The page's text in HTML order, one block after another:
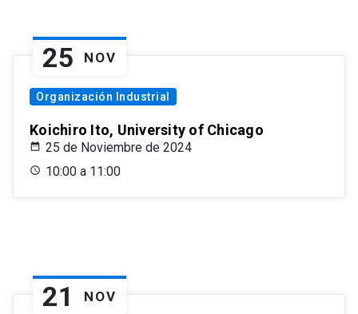
25 NOV
Organización Industrial
Koichiro Ito, University of Chicago
25 de Noviembre de 2024
10:00 a 11:00
21 NOV